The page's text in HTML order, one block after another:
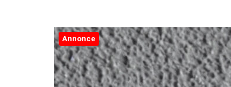
Annonce